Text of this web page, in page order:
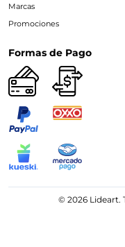
Marcas
Promociones
Formas de Pago
© 2026 Lideart.